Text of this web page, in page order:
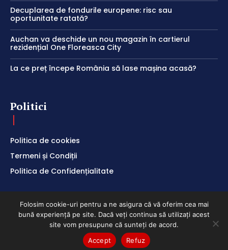
Decuplarea de fondurile europene: risc sau
oportunitate ratată?
Auchan va deschide un nou magazin în cartierul
rezidențial One Floreasca City
La ce preț începe România să lase mașina acasă?
Politici
Politica de cookies
Termeni și Condiții
Politica de Confidențialitate
ClubEconomic @2026
Folosim cookie-uri pentru a ne asigura că vă oferim cea mai
bună experiență pe site. Dacă veți continua să utilizați acest
site vom presupune că sunteți de acord.
Accept
Refuz